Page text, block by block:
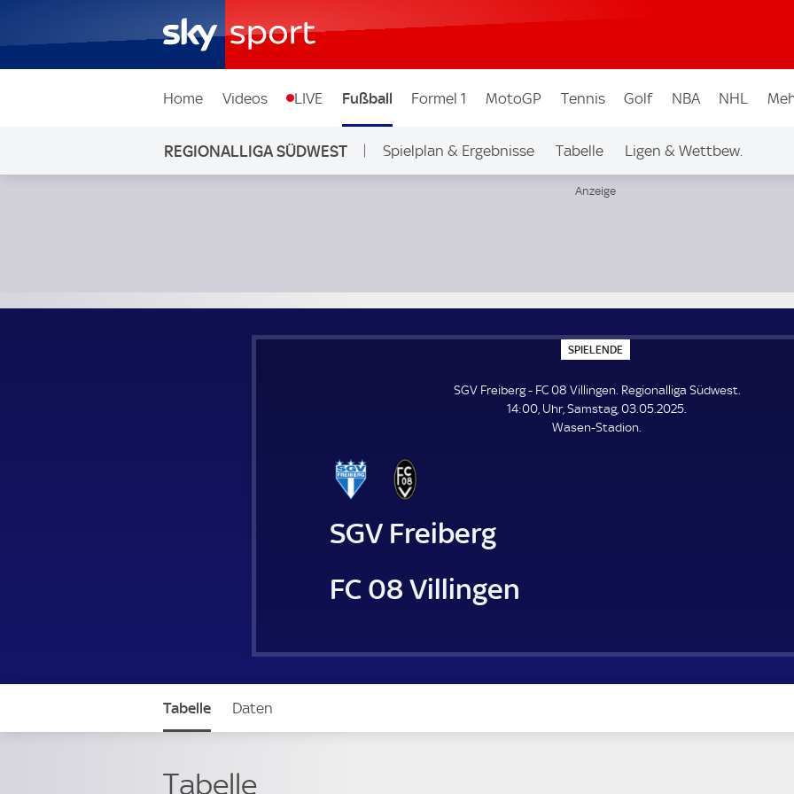
Home Videos LIVE Fußball Formel 1 MotoGP Tennis Golf NBA NHL
REGIONALLIGA SÜDWEST Spielplan & Ergebnisse Tabelle Ligen & Wettbew.
SPIELENDE
P
E
L
E
N
SGV Freiberg - FC 08 Villingen. Regionalliga Südwest.
14:00, Uhr, Samstag, 03.05.2025.
Wasen-Stadion.
SGV Freiberg
FC 08 Villingen
Tabelle Daten
Tabelle